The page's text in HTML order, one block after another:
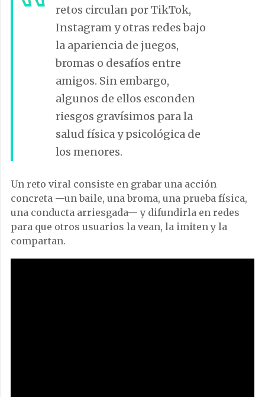
retos circulan por TikTok,
Instagram y otras redes bajo
la apariencia de juegos,
bromas o desafíos entre
amigos. Sin embargo,
algunos de ellos esconden
riesgos gravísimos para la
salud física y psicológica de
los menores.
Un reto viral consiste en grabar una acción
concreta —un baile, una broma, una prueba física,
una conducta arriesgada— y difundirla en redes
para que otros usuarios la vean, la imiten y la
compartan.